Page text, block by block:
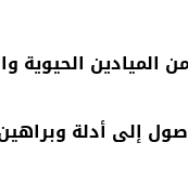
الميادين
إلى أدلة